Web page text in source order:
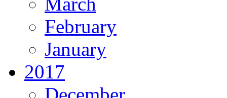
February
January
2017